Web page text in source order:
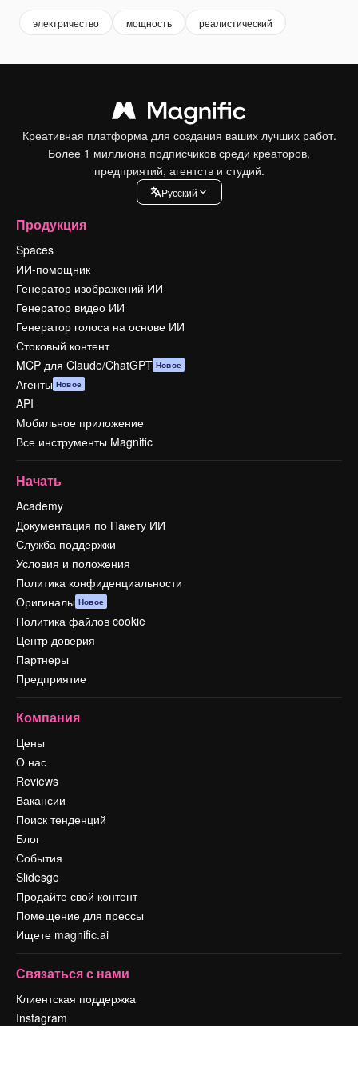
электричество мощность реалистический
Креативная платформа для создания ваших лучших работ.
Более 1 миллиона подписчиков среди креаторов,
предприятий, агентств и студий.
Pусский
Продукция
Spaces
ИИ-помощник
Генератор изображений ИИ
Генератор видео ИИ
Генератор голоса на основе ИИ
Стоковый контент
MCP для Claude/ChatGPT Новое
Агенты Новое
API
Мобильное приложение
Все инструменты Magnific
Начать
Academy
Документация по Пакету ИИ
Служба поддержки
Условия и положения
Политика конфиденциальности
Оригиналы Новое
Политика файлов cookie
Центр доверия
Партнеры
Предприятие
Компания
Цены
О нас
Reviews
Вакансии
Поиск тенденций
Блог
События
Slidesgo
Продайте свой контент
Помещение для прессы
Ищете magnific.ai
Связаться с нами
Клиентская поддержка
Instagram